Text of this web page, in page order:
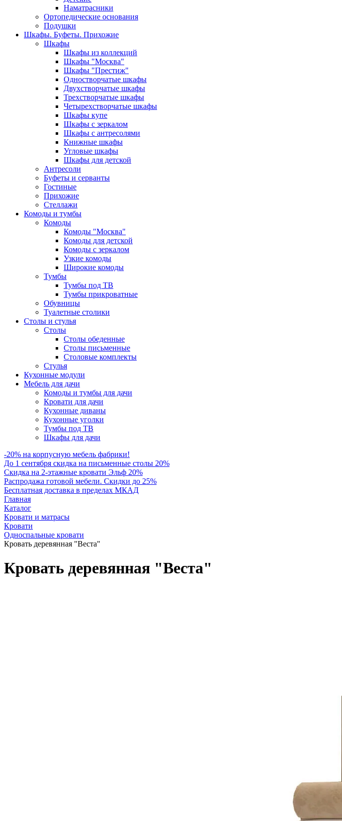
Наматрасники
Ортопедические основания
Подушки
Шкафы. Буфеты. Прихожие
Шкафы
Шкафы из коллекций
Шкафы "Москва"
Шкафы "Престиж"
Одностворчатые шкафы
Двухстворчатые шкафы
Трехстворчатые шкафы
Четырехстворчатые шкафы
Шкафы купе
Шкафы с зеркалом
Шкафы с антресолями
Книжные шкафы
Угловые шкафы
Шкафы для детской
Антресоли
Буфеты и серванты
Гостиные
Прихожие
Стеллажи
Комоды и тумбы
Комоды
Комоды "Москва"
Комоды для детской
Комоды с зеркалом
Узкие комоды
Широкие комоды
Тумбы
Тумбы под ТВ
Тумбы прикроватные
Обувницы
Туалетные столики
Столы и стулья
Столы
Столы обеденные
Столы письменные
Столовые комплекты
Стулья
Кухонные модули
Мебель для дачи
Комоды и тумбы для дачи
Кровати для дачи
Кухонные диваны
Кухонные уголки
Тумбы под ТВ
Шкафы для дачи
-20% на корпусную мебель фабрики!
До 1 сентября скидка на письменные столы 20%
Скидка на 2-этажные кровати Эльф 20%
Распродажа готовой мебели. Скидки до 25%
Бесплатная доставка в пределах МКАД
Главная
Каталог
Кровати и матрасы
Кровати
Односпальные кровати
Кровать деревянная "Веста"
Кровать деревянная "Веста"